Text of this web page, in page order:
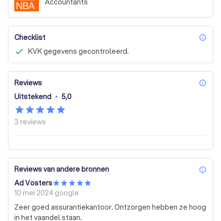
Accountants
Checklist
KVK gegevens gecontroleerd.
Reviews
Uitstekend • 5,0
3 reviews
Reviews van andere bronnen
Ad Vosters
10 mei 2024 google
Zeer goed assurantiekantoor. Ontzorgen hebben ze hoog
in het vaandel staan.